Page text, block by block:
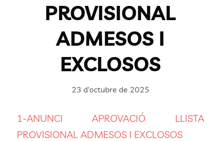
PROVISIONAL
ADMESOS I
EXCLOSOS
23 d'octubre de 2025
1-ANUNCI APROVACIÓ LLISTA
PROVISIONAL ADMESOS I EXCLOSOS